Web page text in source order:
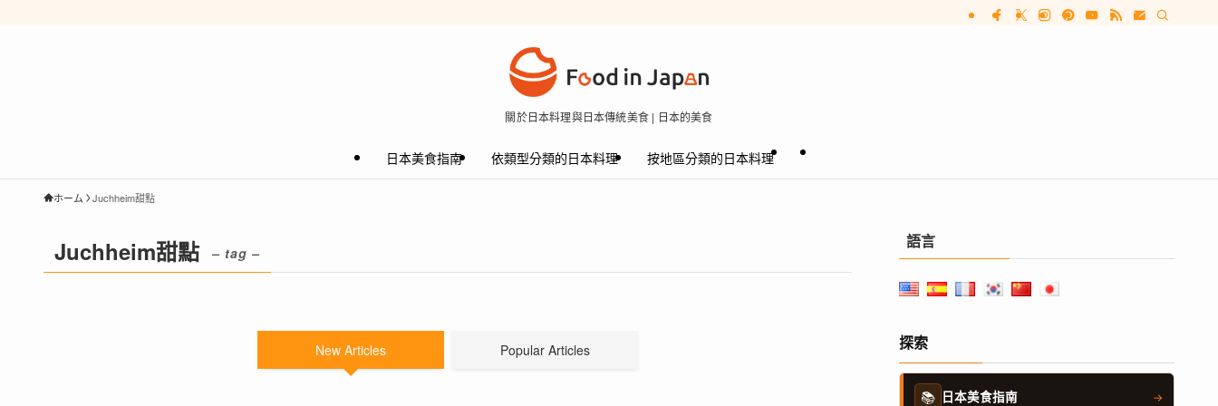
關於日本料理與日本傳統美食 | 日本的美食
日本美食指南 依類型分類的日本料理 按地區分類的日本料理
ホーム Juchheim甜點
Juchheim甜點 – tag –
New Articles Popular Articles
語言
探索
📚 日本美食指南 →